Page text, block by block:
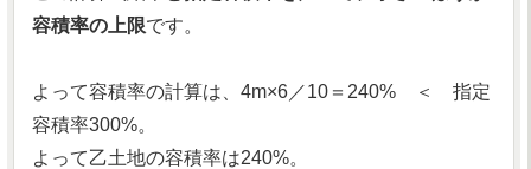
容積率の上限です。
よって容積率の計算は、4m×6／10＝240% ＜ 指定
容積率300%。
よって乙土地の容積率は240%。